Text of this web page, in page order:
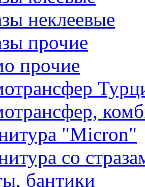
неклеевые
прочие
прочие
"Micron"
со
бантики